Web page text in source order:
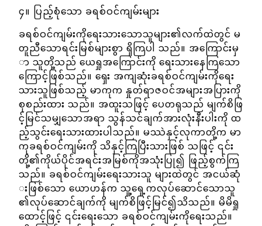
၄။ ပြည့်စုံသော ခရစ်ဝင်ကျမ်းများ
ခရစ်ဝင်ကျမ်းကိုရေးသားသောသူများ၏လက်ထဲတွင် မ
တူညီသောရင်းမြစ်များစွာ ရှိကြပါ သည်။ အကြောင်းမှ
ာ သူတို့သည် ယေရှုအကြောင်းကို ရေးသားနေကြသော
ကြောင့်ဖြစ်သည်။ ရှေး အကျဆုံးခရစ်ဝင်ကျမ်းကိုရေး
သားသူဖြစ်သည့် မာကုက နှုတ်ရာဇဝင်အများအပြားကို
စုစည်းထား သည်။ အထူးသဖြင့် ပေတရုသည် မျက်စိဖြ
င့်မြင်သမျှသောအရာ သွန်သင်ချက်အားလုံးနီးပါးကို ထ
ည့်သွင်းရေးသားထားပါသည်။ မဿဲနှင့်လုကာတို့က မာ
ကုခရစ်ဝင်ကျမ်းကို သိနှင့်ကြပြီးသားဖြစ် သဖြင့် ၎င်း
တို့၏ကိုယ်ပိုင်အရင်းအမြစ်ကိုအသုံးပြု၍ ဖြည့်စွက်ကြ
သည်။ ခရစ်ဝင်ကျမ်းရေးသားသူ များထဲတွင် အငယ်ဆုံ
းဖြစ်သော ယောဟန်က သူ့ရှေ့ကလုပ်ဆောင်သောသူ
၏လုပ်ဆောင်ချက်ကို မျက်စိဖြင့်မြင်၍သိသည်။ မိမိရှု
ထောင့်ဖြင့် ၎င်းရေးသော ခရစ်ဝင်ကျမ်းကိုရေးသည်။